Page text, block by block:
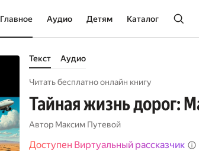
Главное Аудио Детям Каталог
Текст Аудио
Читать бесплатно онлайн книгу
Тайная жизнь дорог:
Автор Максим Путевой
Доступен Виртуальный рассказчик